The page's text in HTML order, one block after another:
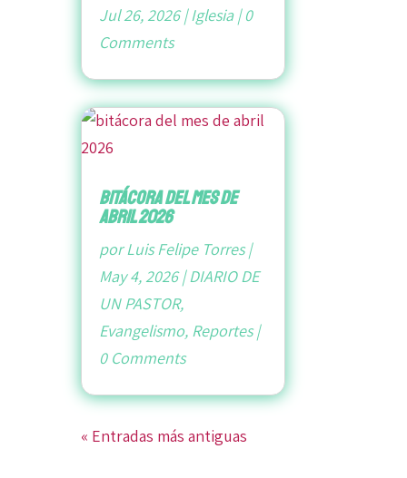
Jul 26, 2026|Iglesia|0
Comments
bitácora del mes de
abril 2026
porLuis Felipe Torres|
May 4, 2026|DIARIO DE
UN PASTOR,
Evangelismo, Reportes|
0 Comments
« Entradas más antiguas